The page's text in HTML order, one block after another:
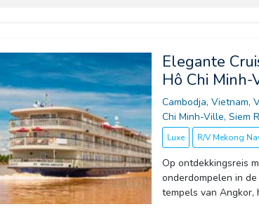
Elegante
Hô Chi
Cambodja, Vietnam,
Chi Minh-Ville, Siem
Luxe R/V Mekong
Op ontdekkingsreis
onderdompelen in
tempels van Angkor,